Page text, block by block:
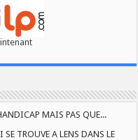
MAIS PAS QUE...
TROUVE A LENS DANS LE